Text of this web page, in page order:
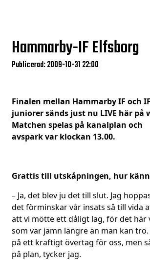
Hammarby-IF Elfsborg
Publicerad: 2009-10-31 22:00
Finalen mellan Hammarby IF och
juniorer sänds just nu LIVE här på
Matchen spelas på kanalplan och
avspark var klockan 13.00.
Grattis till utskåpningen, hur
– Ja, det blev ju det till slut. Jag
det förminskar vår insats så till vida
att vi mötte ett dåligt lag, för det här
som var jämn längre än man kan
på ett kraftigt övertag för oss, men
på plan, tycker jag.